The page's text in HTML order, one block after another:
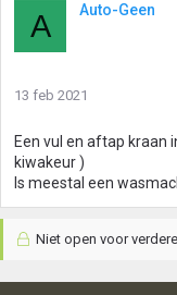
A Auto-Geen
13 feb 2021
Een vul en aftap kraan
kiwakeur )
Is meestal een
Niet open voor